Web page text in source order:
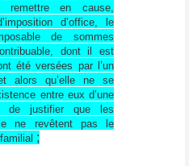
remettre en cause,
d’office, le
de sommes
dont il est
été versées par l’un
alors qu’elle ne se
entre eux d’une
de justifier que les
ne revêtent pas le
;